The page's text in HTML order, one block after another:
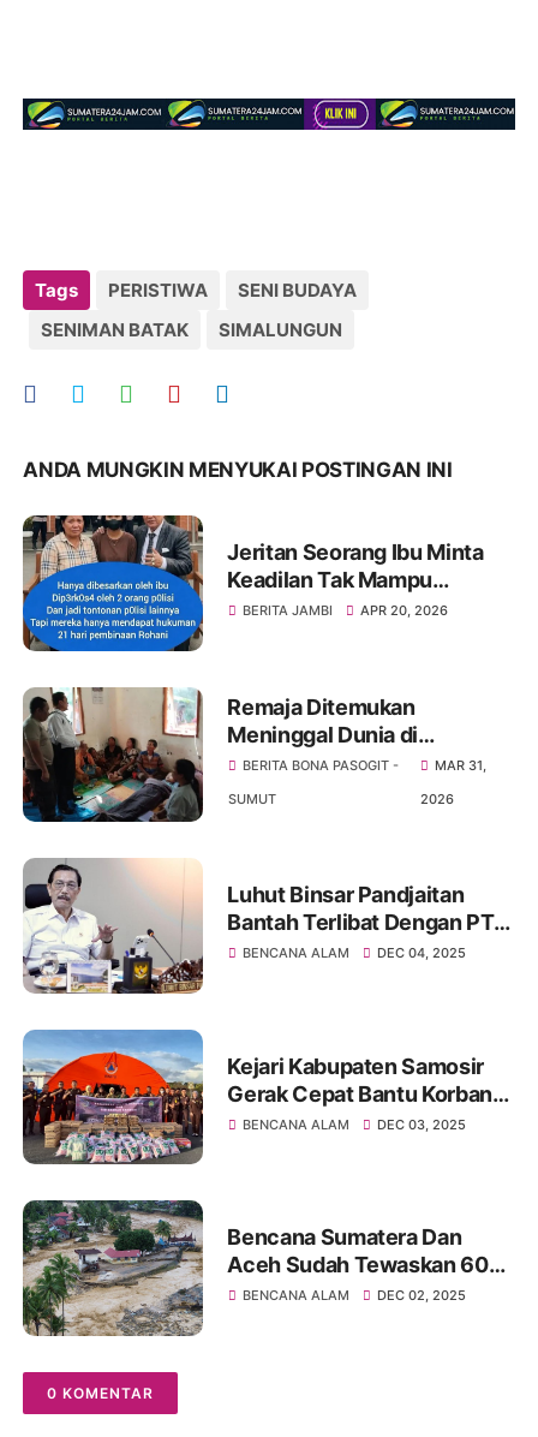
Tags PERISTIWA
SENI BUDAYA
SENIMAN BATAK
SIMALUNGUN
ANDA MUNGKIN MENYUKAI POSTINGAN INI
Jeritan Seorang Ibu Minta
Keadilan Tak Mampu
Melawan Tembok Besar
BERITA JAMBI APR 20, 2026
Remaja Ditemukan
Meninggal Dunia di
Rumahnya Di Huta Ginjang
Samosir, Polisi Lakukan Olah
BERITA BONA PASOGIT -
SUMUT
MAR 31,
2026
Luhut Binsar Pandjaitan
Bantah Terlibat Dengan PT
Toba Pulp Lestari
BENCANA ALAM DEC 04, 2025
Kejari Kabupaten Samosir
Gerak Cepat Bantu Korban
Banjir Dan Longsor Tapanuli
BENCANA ALAM DEC 03, 2025
Bencana Sumatera Dan
Aceh Sudah Tewaskan 604
Orang, Korban Hilang Capai
BENCANA ALAM DEC 02, 2025
0 KOMENTAR